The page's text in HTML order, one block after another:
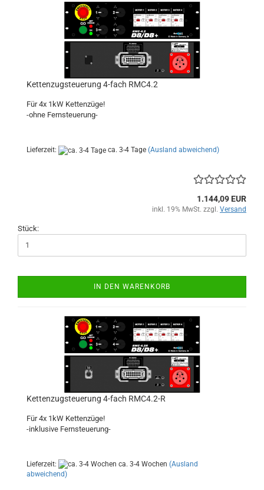
Kettenzugsteuerung 4-fach RMC4.2
Für 4x 1kW Kettenzüge!
-ohne Fernsteuerung-
Lieferzeit: ca. 3-4 Tage (Ausland abweichend)
1.144,09 EUR
inkl. 19% MwSt. zzgl. Versand
Stück:
IN DEN WARENKORB
Kettenzugsteuerung 4-fach RMC4.2-R
Für 4x 1kW Kettenzüge!
-inklusive Fernsteuerung-
Lieferzeit: ca. 3-4 Wochen (Ausland
abweichend)